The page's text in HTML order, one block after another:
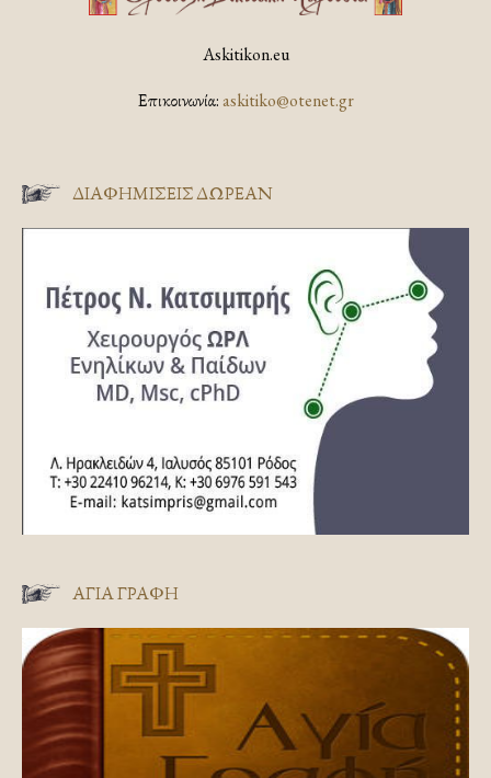
Askitikon.eu
Επικοινωνία:askitiko@otenet.gr
ΔΙΑΦΗΜΊΣΕΙΣ ΔΩΡΕΆΝ
ΑΓΊΑ ΓΡΑΦΉ